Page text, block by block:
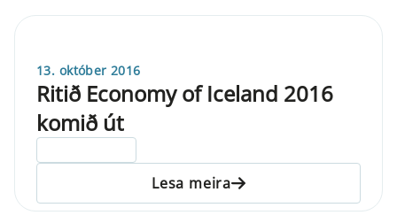
13. október 2016
Ritið Economy of Iceland 2016
komið út
Lesa meira